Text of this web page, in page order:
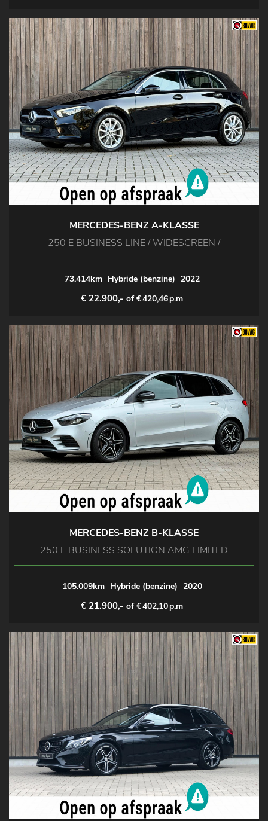
MERCEDES-BENZ A-KLASSE
250 E BUSINESS LINE / WIDESCREEN /
73.414km Hybride (benzine) 2022
€ 22.900,- of €420,46p.m
MERCEDES-BENZ B-KLASSE
250 E BUSINESS SOLUTION AMG LIMITED
105.009km Hybride (benzine) 2020
€ 21.900,- of €402,10p.m